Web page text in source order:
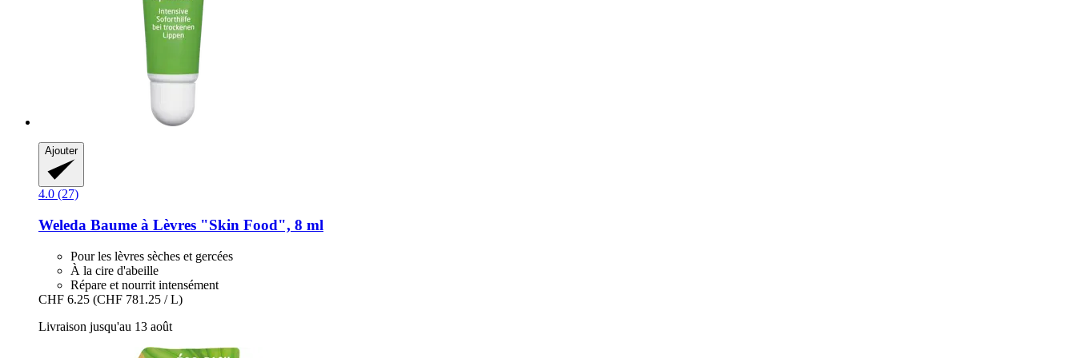
Ajouter
4.0 (27)
Weleda Baume à Lèvres "Skin Food", 8 ml
Pour les lèvres sèches et gercées
À la cire d'abeille
Répare et nourrit intensément
CHF 6.25 (CHF 781.25 / L)
Livraison jusqu'au 13 août